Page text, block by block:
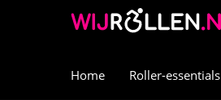
Home Roller-essentials